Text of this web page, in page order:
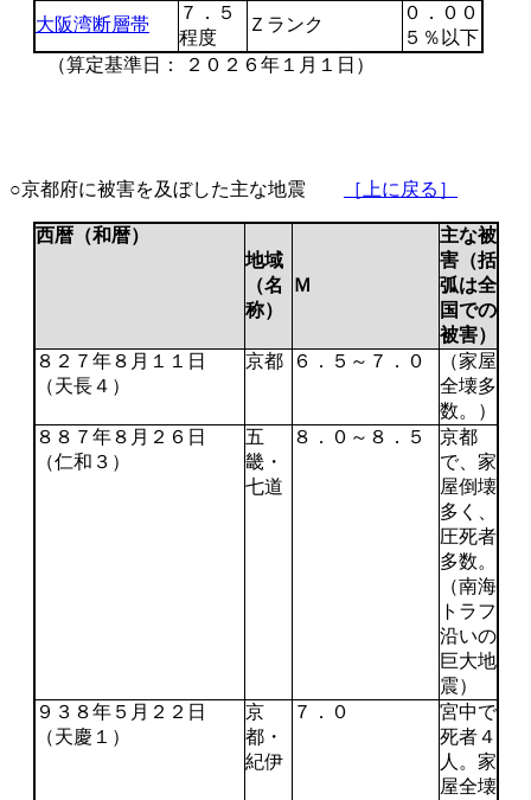
大阪湾断層帯
７．５
程度
Ｚランク
０．００
５％以下
（算定基準日： ２０２６年１月１日）
○京都府に被害を及ぼした主な地震 ［上に戻る］
西暦（和暦）
地域
（名
称）
Ｍ
主な被
害（括
弧は全
国での
被害）
８２７年８月１１日
（天長４）
京都 ６．５～７．０
（家屋
全壊多
数。）
８８７年８月２６日
（仁和３）
五
畿・
七道
８．０～８．５
京都
で、家
屋倒壊
多く、
圧死者
多数。
（南海
トラフ
沿いの
巨大地
震）
９３８年５月２２日
（天慶１）
京
都・
紀伊
７．０
宮中で
死者４
人。家
屋全壊